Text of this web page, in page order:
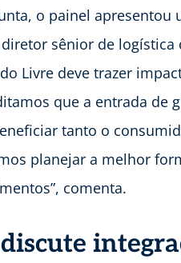
o painel apresentou
sênior de
Livre deve trazer
que a entrada de
tanto o
planejar a melhor
comenta.